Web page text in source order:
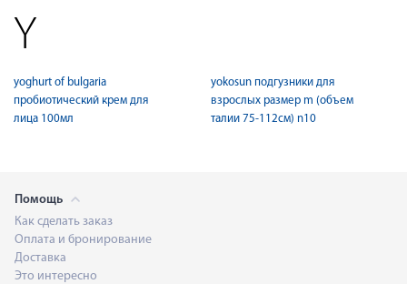
Y
yoghurt of bulgaria
пробиотический крем для
лица 100мл
yokosun подгузники для
взрослых размер m (объем
талии 75-112см) n10
Помощь
Как сделать заказ
Оплата и бронирование
Доставка
Это интересно